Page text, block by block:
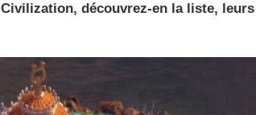
découvrez-en la liste, leurs